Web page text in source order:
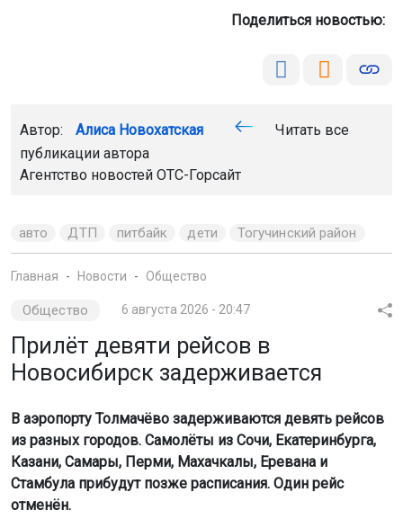
Тогучинский район
Общество 6 августа 2026 - 20:47
Прилёт девяти рейсов в
из разных городов. Самолёты из Сочи, Екатеринбурга,
Стамбула прибудут позже расписания. Один рейс
отменён.